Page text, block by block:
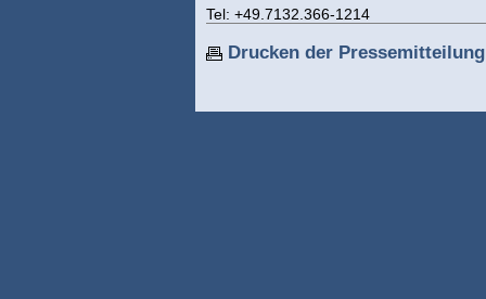
Tel: +49.7132.366-1214
Drucken der Pressemitteilung